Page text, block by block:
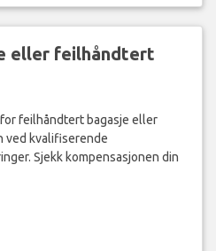
eller feilhåndtert
feilhåndtert bagasje eller
ved kvalifiserende
Sjekk kompensasjonen din